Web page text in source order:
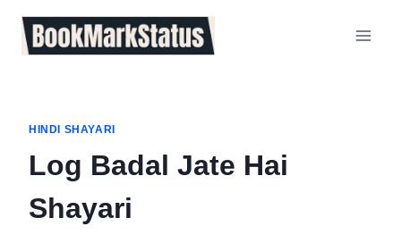
content
HINDI SHAYARI
Log Badal Jate Hai
Shayari